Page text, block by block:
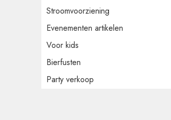
Stroomvoorziening
Evenementen artikelen
Voor kids
Bierfusten
Party verkoop